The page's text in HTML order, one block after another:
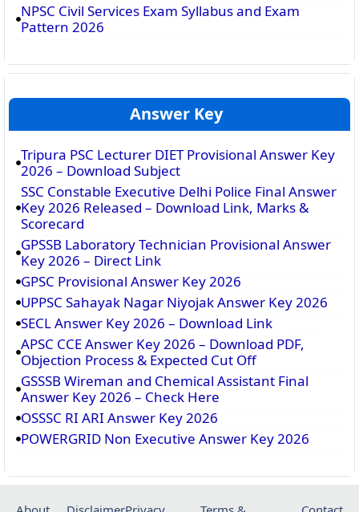
NPSC Civil Services Exam Syllabus and Exam
Pattern 2026
Answer Key
Tripura PSC Lecturer DIET Provisional Answer Key
2026 – Download Subject
SSC Constable Executive Delhi Police Final Answer
Key 2026 Released – Download Link, Marks &
Scorecard
GPSSB Laboratory Technician Provisional Answer
Key 2026 – Direct Link
GPSC Provisional Answer Key 2026
UPPSC Sahayak Nagar Niyojak Answer Key 2026
SECL Answer Key 2026 – Download Link
APSC CCE Answer Key 2026 – Download PDF,
Objection Process & Expected Cut Off
GSSSB Wireman and Chemical Assistant Final
Answer Key 2026 – Check Here
OSSSC RI ARI Answer Key 2026
POWERGRID Non Executive Answer Key 2026